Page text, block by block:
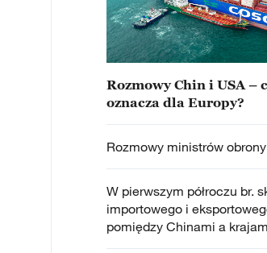
Rozmowy Chin i USA –
oznacza dla Europy?
Rozmowy ministrów
W pierwszym półroczu br.
importowego i
pomiędzy Chinami a
Środkowo-Wschodniej